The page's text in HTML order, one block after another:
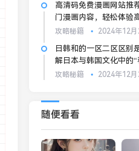
高清码免费漫画网站推
门漫画内容，轻松体验
攻略秘籍 2024年12月
日韩和的一区二区区别
解日本与韩国文化中的“
区”？
攻略秘籍 2024年12月
随便看看